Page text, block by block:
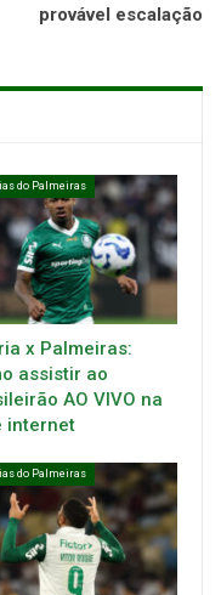
provável escalação
do Palmeiras
x Palmeiras:
assistir ao
AO VIVO na
internet
do Palmeiras